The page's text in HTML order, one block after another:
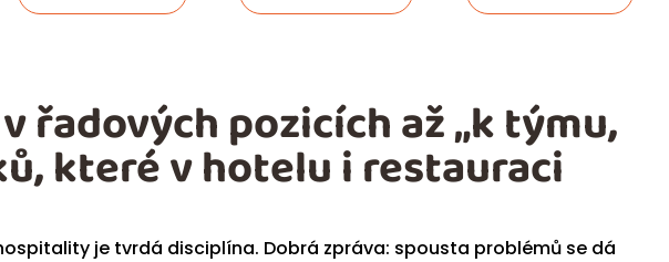
je tvrdá disciplína. Dobrá zpráva: spousta problémů se dá
řadových pozicích až „k týmu,
které v hotelu i restauraci